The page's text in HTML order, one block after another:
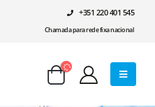
+351 220 401 545
Chamada para rede fixa nacional